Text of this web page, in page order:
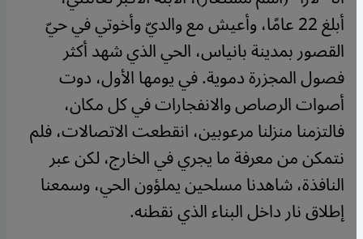
أبلغ 22 عامًا، وأعيش مع والديّ وأخوتي في حيّ
القصور بمدينة بانياس، الحي الذي شهد أكثر
فصول المجزرة دموية. في يومها الأول، دوت
أصوات الرصاص والانفجارات في كل مكان،
فالتزمنا منزلنا مرعوبين، انقطعت الاتصالات، فلم
نتمكن من معرفة ما يجري في الخارج، لكن عبر
النافذة، شاهدنا مسلحين يملؤون الحي، وسمعنا
إطلاق نار داخل البناء الذي نقطنه.